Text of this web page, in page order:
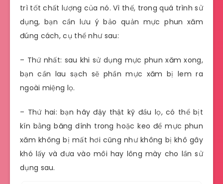
trì tốt chất lượng của nó. Vì thế, trong quá trình sử
dụng, bạn cần lưu ý bảo quản mực phun xăm
đúng cách, cụ thể như sau:
– Thứ nhất: sau khi sử dụng mực phun xăm xong,
bạn cần lau sạch sẽ phần mực xăm bị lem ra
ngoài miệng lọ.
– Thứ hai: bạn hãy đậy thật kỹ đầu lọ, có thể bịt
kín bằng băng dính trong hoặc keo để mực phun
xăm không bị mất hơi cũng như không bị khô gây
khó lấy và đưa vào môi hay lông mày cho lần sử
dụng sau.